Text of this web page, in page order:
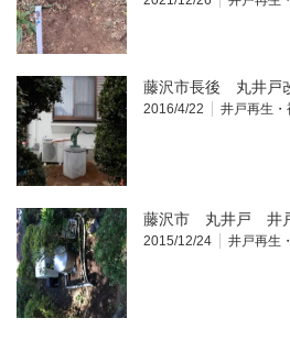
藤沢市長後 丸井戸
2016/4/22 井戸再生
藤沢市 丸井戸 井
2015/12/24 井戸再生